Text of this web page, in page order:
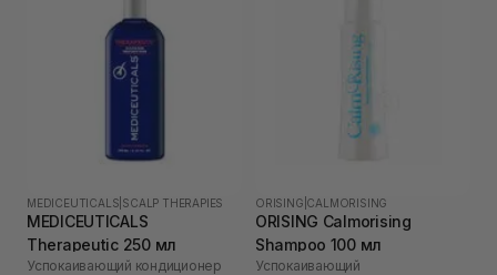
MEDICEUTICALS SCALP THERAPIES
MEDICEUTICALS
Therapeutic 250 мл
Успокаивающий кондиционер
ORISING CALMORISING
ORISING Calmorising
Shampoo 100 мл
Успокаивающий